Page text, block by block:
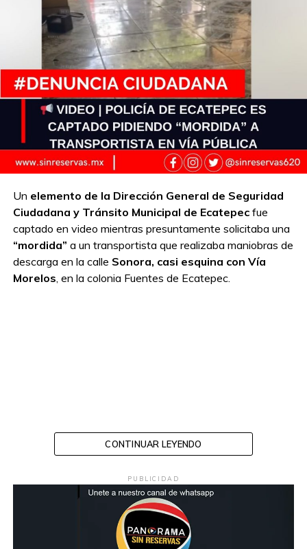
Un elemento de la Dirección General de Seguridad
Ciudadana y Tránsito Municipal de Ecatepecfue
captado en video mientras presuntamente solicitaba una
“mordida” a un transportista que realizaba maniobras de
descarga en la calle Sonora, casi esquina con Vía
Morelos, en la colonia Fuentes de Ecatepec.
CONTINUAR LEYENDO
PUBLICIDAD